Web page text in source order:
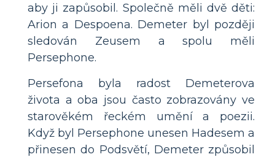
aby ji zapůsobil. Společně měli dvě děti:
Arion a Despoena. Demeter byl později
sledován Zeusem a spolu měli
Persephone.
Persefona byla radost Demeterova
života a oba jsou často zobrazovány ve
starověkém řeckém umění a poezii.
Když byl Persephone unesen Hadesem a
přinesen do Podsvětí, Demeter způsobil